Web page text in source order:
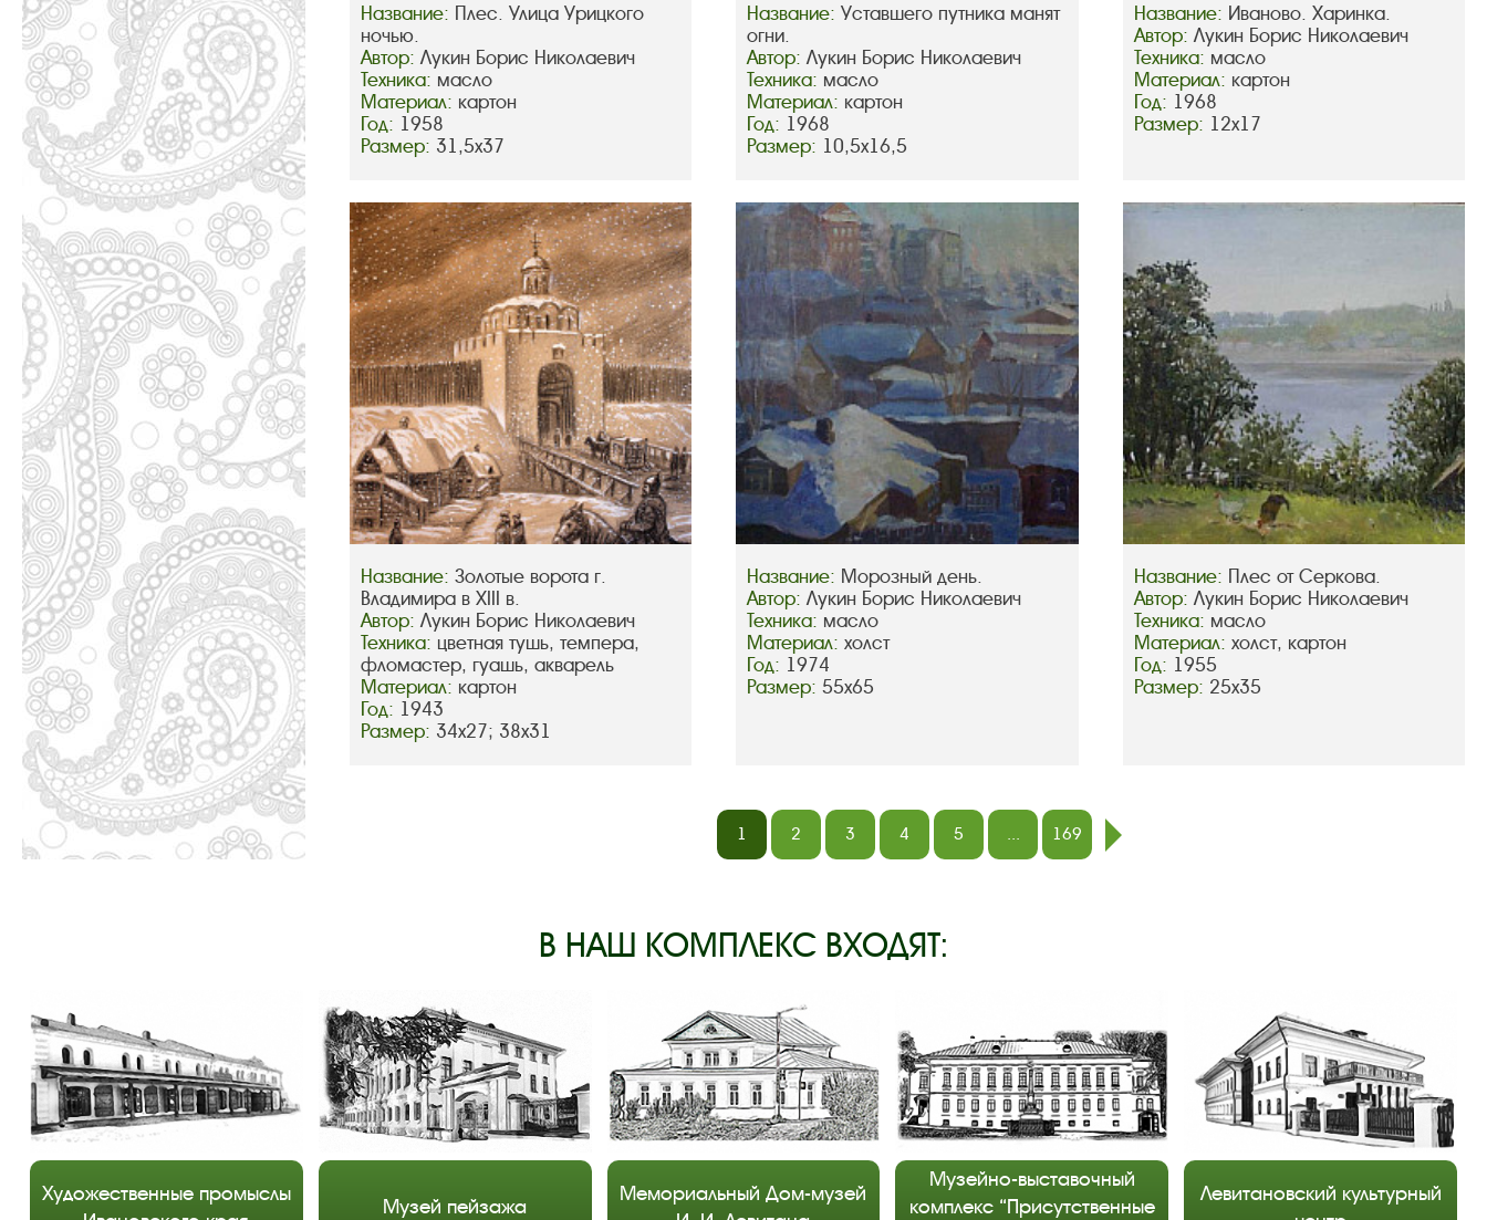
Название: Плес. Улица Урицкого
ночью.
Автор: Лукин Борис Николаевич
Техника: масло
Материал: картон
Год: 1958
Размер: 31,5х37
Название:Уставшего путника манят
огни.
Автор:Лукин Борис Николаевич
Техника: масло
Материал: картон
Год: 1968
Размер: 10,5х16,5
Название: Иваново. Харинка.
Автор: Лукин Борис Николаевич
Техника: масло
Материал: картон
Год: 1968
Размер: 12х17
Название: Золотые ворота г.
Владимира в XIII в.
Автор: Лукин Борис Николаевич
Техника: цветная тушь, темпера,
фломастер, гуашь, акварель
Материал: картон
Год: 1943
Размер: 34х27; 38х31
Название: Морозный день.
Автор:Лукин Борис Николаевич
Техника: масло
Материал:холст
Год: 1974
Размер:55х65
Название: Плес от Серкова.
Автор: Лукин Борис Николаевич
Техника: масло
Материал: холст, картон
Год: 1955
Размер: 25х35
1 2 3 4 5 ...
169
В НАШ КОМПЛЕКС ВХОДЯТ:
Художественные промыслы
Музей пейзажа
Мемориальный Дом-музей
Музейно-выставочный
комплекс “Присутственные
Левитановский культурный